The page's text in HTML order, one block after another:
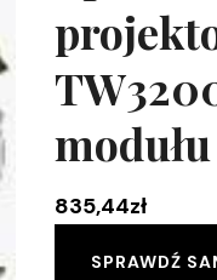
modułu
835,44zł
SPRAWDŹ